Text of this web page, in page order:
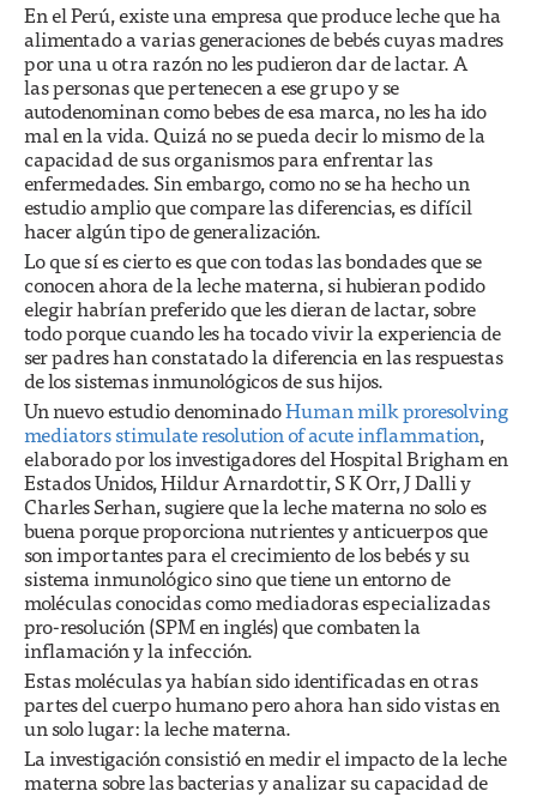
En el Perú, existe una empresa que produce leche que ha
alimentado a varias generaciones de bebés cuyas madres
por una u otra razón no les pudieron dar de lactar. A
las personas que pertenecen a ese grupo y se
autodenominan como bebes de esa marca, no les ha ido
mal en la vida. Quizá no se pueda decir lo mismo de la
capacidad de sus organismos para enfrentar las
enfermedades. Sin embargo, como no se ha hecho un
estudio amplio que compare las diferencias, es difícil
hacer algún tipo de generalización.
Lo que sí es cierto es que con todas las bondades que se
conocen ahora de la leche materna, si hubieran podido
elegir habrían preferido que les dieran de lactar, sobre
todo porque cuando les ha tocado vivir la experiencia de
ser padres han constatado la diferencia en las respuestas
de los sistemas inmunológicos de sus hijos.
Un nuevo estudio denominadoHuman milk proresolving
mediators stimulate resolution of acute inflammation,
elaborado por los investigadores del Hospital Brigham en
Estados Unidos, Hildur Arnardottir, S K Orr, J Dalli y
Charles Serhan, sugiere que la leche materna no solo es
buena porque proporciona nutrientes y anticuerpos que
son importantes para el crecimiento de los bebés y su
sistema inmunológico sino que tiene un entorno de
moléculas conocidas como mediadoras especializadas
pro-resolución (SPM en inglés) que combaten la
inflamación y la infección.
Estas moléculas ya habían sido identificadas en otras
partes del cuerpo humano pero ahora han sido vistas en
un solo lugar: la leche materna.
La investigación consistió en medir el impacto de la leche
materna sobre las bacterias y analizar su capacidad de